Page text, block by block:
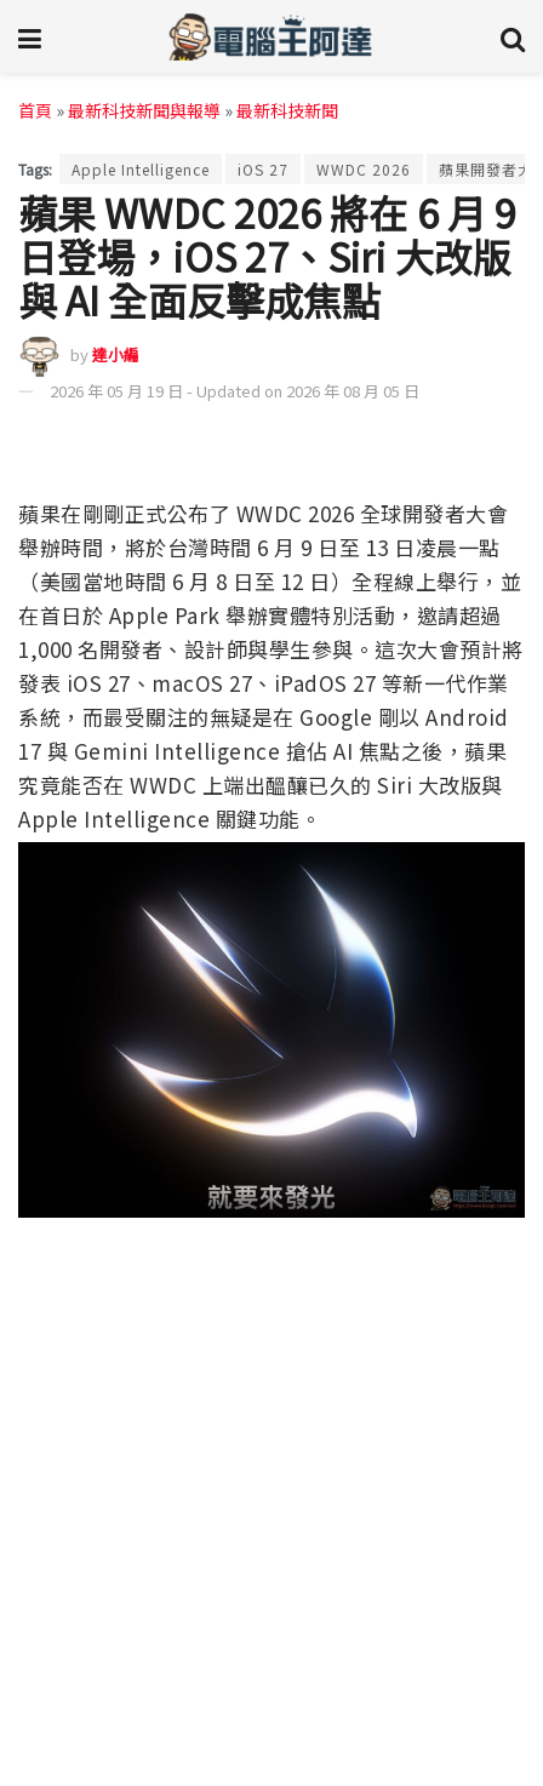
首頁 »最新科技新聞與報導 »最新科技新聞
Tags: Apple Intelligence iOS 27 WWDC 2026 蘋果開發者大
蘋果 WWDC 2026 將在 6 月 9
日登場，iOS 27、Siri 大改版
與 AI 全面反擊成焦點
by達小編
2026 年 05 月 19 日 - Updated on 2026 年 08 月 05 日
蘋果在剛剛正式公布了 WWDC 2026 全球開發者大會
舉辦時間，將於台灣時間 6 月 9 日至 13 日凌晨一點
（美國當地時間 6 月 8 日至 12 日）全程線上舉行，並
在首日於 Apple Park 舉辦實體特別活動，邀請超過
1,000 名開發者、設計師與學生參與。這次大會預計將
發表 iOS 27、macOS 27、iPadOS 27 等新一代作業
系統，而最受關注的無疑是在 Google 剛以 Android
17 與 Gemini Intelligence 搶佔 AI 焦點之後，蘋果
究竟能否在 WWDC 上端出醞釀已久的 Siri 大改版與
Apple Intelligence 關鍵功能。